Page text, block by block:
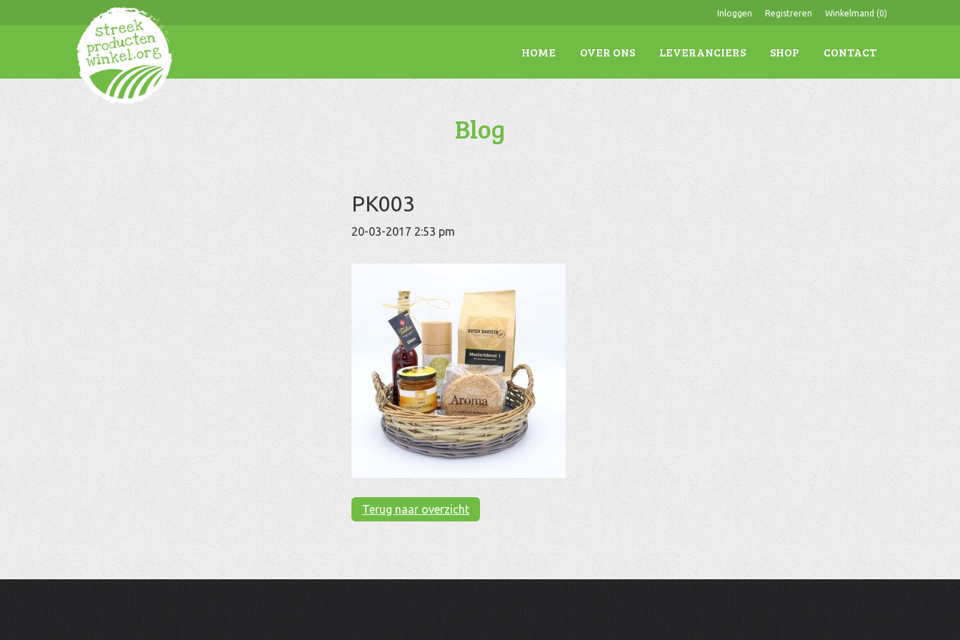
Inloggen Registreren Winkelmand (0)
HOME OVER ONS LEVERANCIERS SHOP CONTACT
Blog
PK003
20-03-2017 2:53 pm
Terug naar overzicht